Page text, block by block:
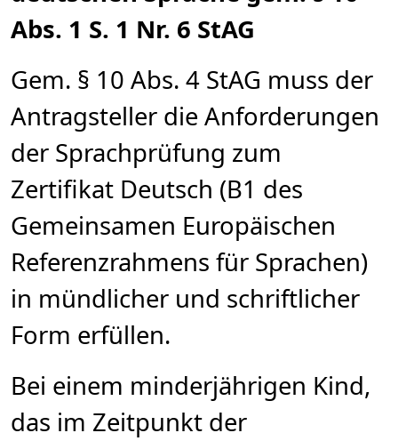
Abs. 1 S. 1 Nr. 6 StAG
Gem. § 10 Abs. 4 StAG muss der
Antragsteller die Anforderungen
der Sprachprüfung zum
Zertifikat Deutsch (B1 des
Gemeinsamen Europäischen
Referenzrahmens für Sprachen)
in mündlicher und schriftlicher
Form erfüllen.
Bei einem minderjährigen Kind,
das im Zeitpunkt der